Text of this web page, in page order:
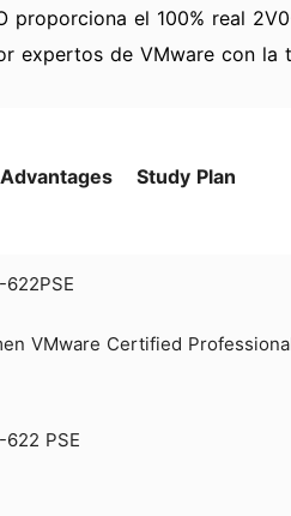
proporciona el 100% real
expertos de VMware con la
Study Plan
VMware Certified
PSE